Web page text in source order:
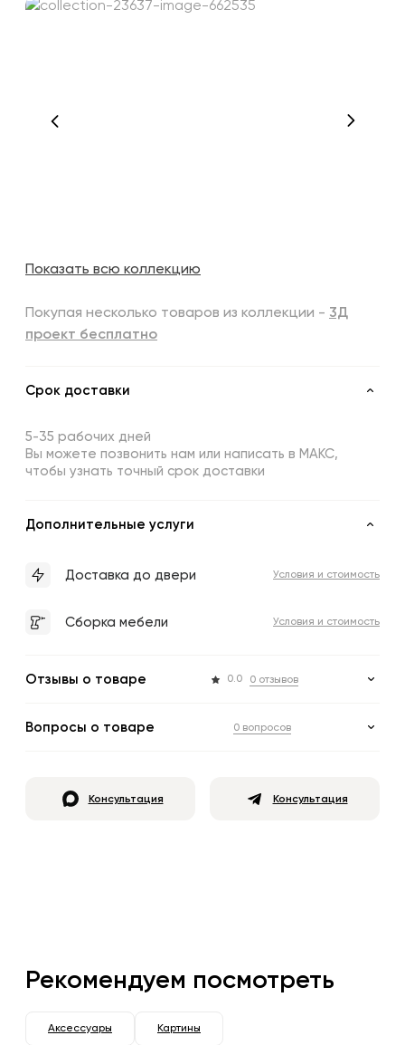
Показать всю коллекцию
Покупая несколько товаров из коллекции - 3Д
проект бесплатно
Срок доставки
5-35 рабочих дней
Вы можете позвонить нам или написать в МАКС,
чтобы узнать точный срок доставки
Дополнительные услуги
Доставка до двери Условия и стоимость
Сборка мебели Условия и стоимость
Отзывы о товаре 0.0 0 отзывов
Вопросы о товаре 0 вопросов
Консультация Консультация
Рекомендуем посмотреть
Аксессуары Картины